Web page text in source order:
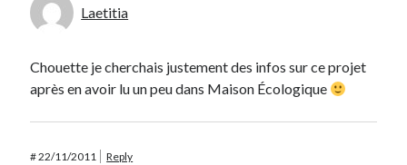
Laetitia
Chouette je cherchais justement des infos sur ce projet
après en avoir lu un peu dans Maison Écologique
#22/11/2011 Reply